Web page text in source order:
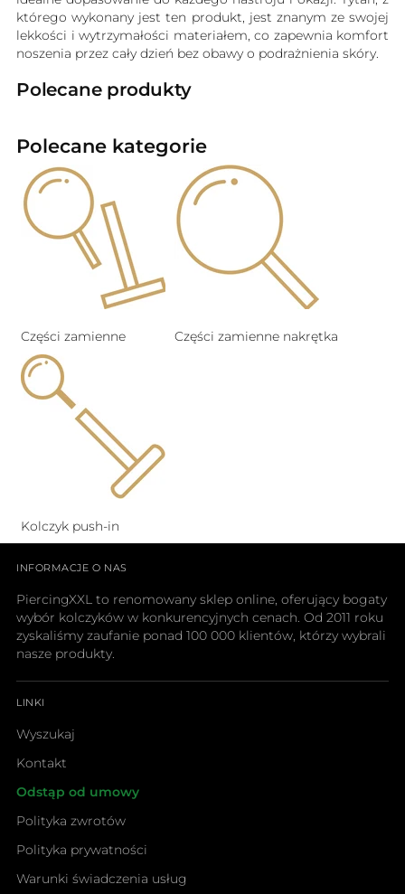
którego wykonany jest ten produkt, jest znanym ze swojej
lekkości i wytrzymałości materiałem, co zapewnia komfort
noszenia przez cały dzień bez obawy o podrażnienia skóry.
Polecane produkty
Polecane kategorie
Części zamienne Części zamienne nakrętka
Kolczyk push-in
INFORMACJE O NAS
PiercingXXL to renomowany sklep online, oferujący bogaty
wybór kolczyków w konkurencyjnych cenach. Od 2011 roku
zyskaliśmy zaufanie ponad 100 000 klientów, którzy wybrali
nasze produkty.
LINKI
Wyszukaj
Kontakt
Odstąp od umowy
Polityka zwrotów
Polityka prywatności
Warunki świadczenia usług